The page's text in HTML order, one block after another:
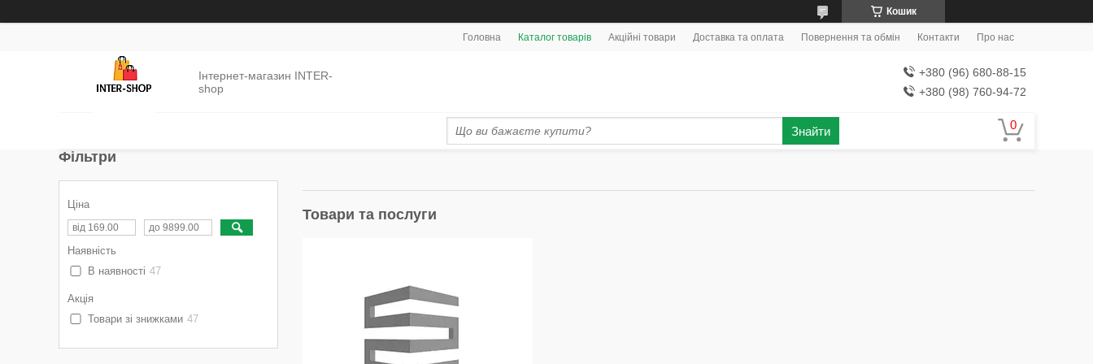
Кошик
Головна Каталог товарів Акційні товари Доставка та оплата Повернення та обмін Контакти Про нас
Інтернет-магазин INTER-
shop
+380 (96) 680-88-15
+380 (98) 760-94-72
Знайти
Товари та послуги
Фільтри
Ціна
Наявність
В наявності 47
Акція
Товари зі знижками 47